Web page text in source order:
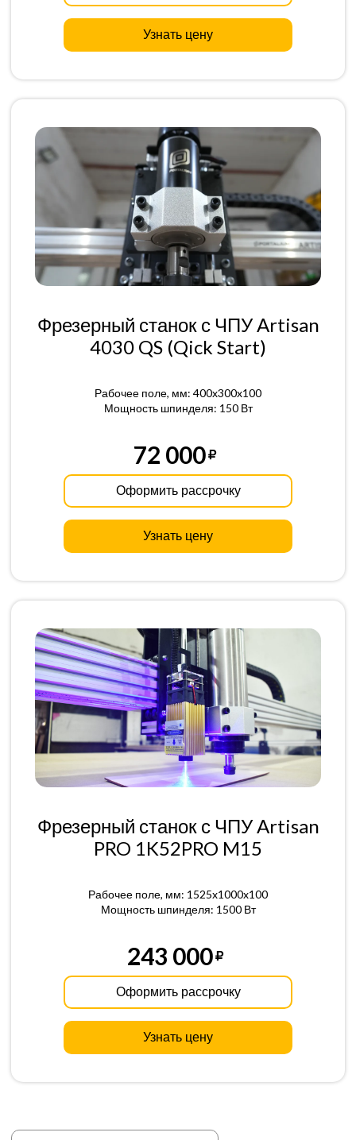
Узнать цену
Фрезерный станок с ЧПУ Artisan
4030 QS (Qick Start)
Рабочее поле, мм: 400x300x100
Мощность шпинделя: 150 Вт
72 000
Оформить рассрочку
Узнать цену
Фрезерный станок с ЧПУ Artisan
PRO 1K52PRO M15
Рабочее поле, мм: 1525x1000x100
Мощность шпинделя: 1500 Вт
243 000
Оформить рассрочку
Узнать цену